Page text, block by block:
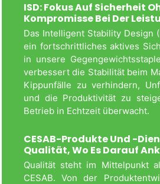
ISD: Fokus Auf Sicherheit
Kompromisse Bei Der
Das Intelligent Stability Design
ein fortschrittliches aktives
in unsere
verbessert die Stabilität beim
Kippunfälle zu verhindern,
und die Produktivität zu
Betrieb in Echtzeit überwacht.
CESAB-Produkte Und -
Qualität, Wo Es Darauf
Qualität steht im Mittelpunkt
CESAB. Von der